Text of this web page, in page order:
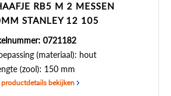
RB5 M 2 MESSEN
STANLEY 12 105
0721182
(materiaal): hout
(zool): 150 mm
productdetails bekijken